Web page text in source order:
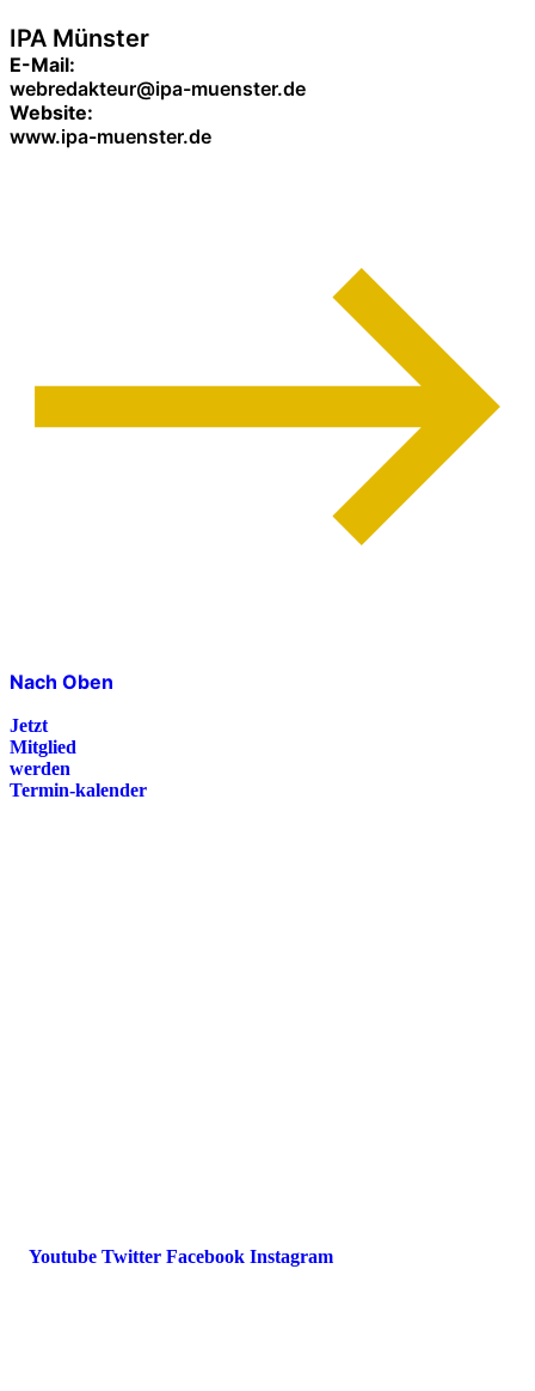
IPA Münster
E-Mail:
webredakteur@ipa-muenster.de
Website:
www.ipa-muenster.de
Nach Oben
Jetzt
Mitglied
werden
Termin-kalender
Youtube Twitter Facebook Instagram